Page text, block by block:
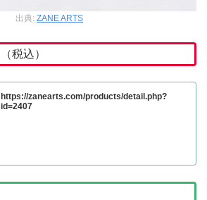
出典: ZANE ARTS
（税込）
https://zanearts.com/products/detail.php?
id=2407